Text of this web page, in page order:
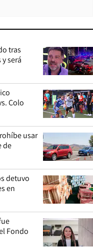
tras
será
Colo
usar
de
detuvo
en
Fondo